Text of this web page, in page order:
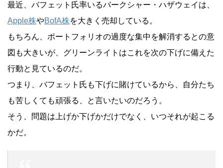
最近、バフェット氏率いるバークシャー・ハザウェイは、
Apple株やBofA株を大きく売却している。
もちろん、ポートフォリオの過度な集中を解消するとの意
図も大きいが、グリーンライトはこれを次の下げに備えた
行動と見ているのだ。
つまり、バフェット氏も下げに賭けているから、自分たち
も苦しくても頑張る、と言いたいのだろう。
そう、問題は上げか下げかだけでなく、いつそれが起こる
かだ。